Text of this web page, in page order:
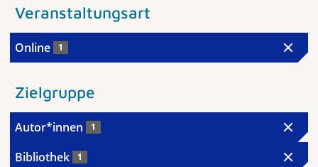
Veranstaltungsart
Online 1
Zielgruppe
Autor*innen 1
Bibliothek 1